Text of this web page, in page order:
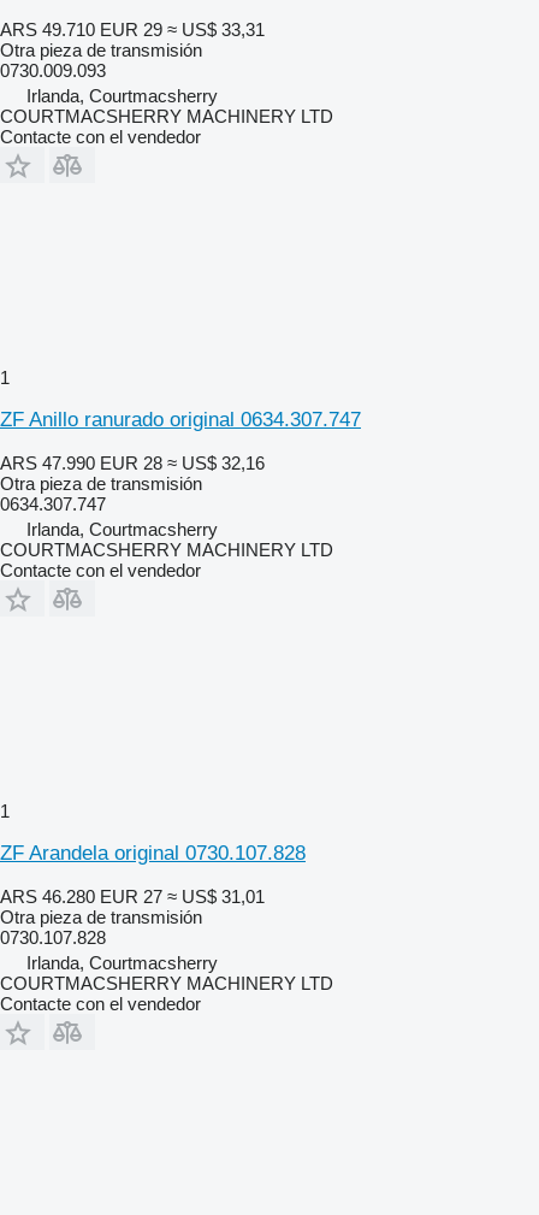
ARS 49.710 EUR 29 ≈ US$ 33,31
Otra pieza de transmisión
0730.009.093
Irlanda, Courtmacsherry
COURTMACSHERRY MACHINERY LTD
Contacte con el vendedor
1
ZF Anillo ranurado original 0634.307.747
ARS 47.990 EUR 28 ≈ US$ 32,16
Otra pieza de transmisión
0634.307.747
Irlanda, Courtmacsherry
COURTMACSHERRY MACHINERY LTD
Contacte con el vendedor
1
ZF Arandela original 0730.107.828
ARS 46.280 EUR 27 ≈ US$ 31,01
Otra pieza de transmisión
0730.107.828
Irlanda, Courtmacsherry
COURTMACSHERRY MACHINERY LTD
Contacte con el vendedor